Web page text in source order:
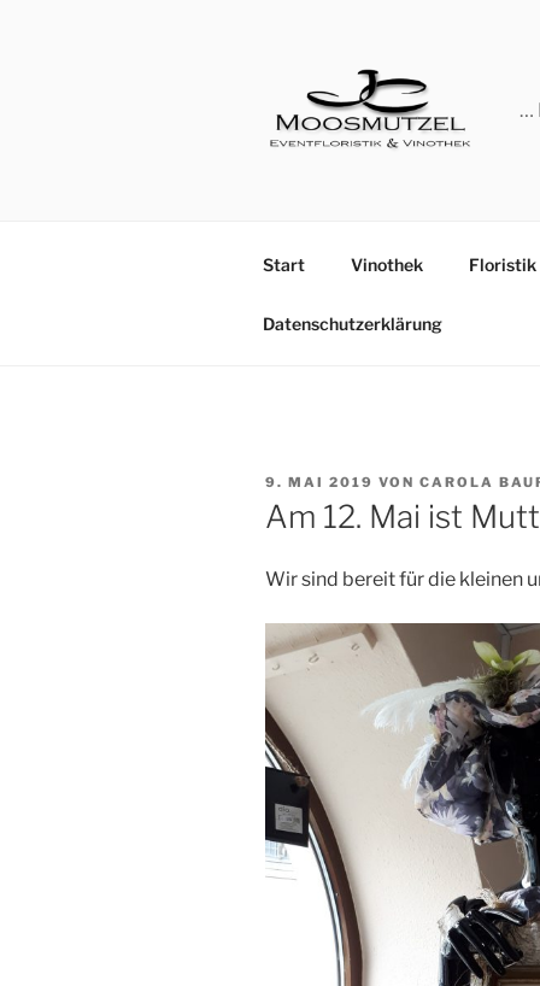
…
Start Vinothek Floristik
Datenschutzerklärung
VERÖFFENTLICHT
AM
9. MAI 2019 VON CAROLA
Am 12. Mai ist
Wir sind bereit für die kleinen